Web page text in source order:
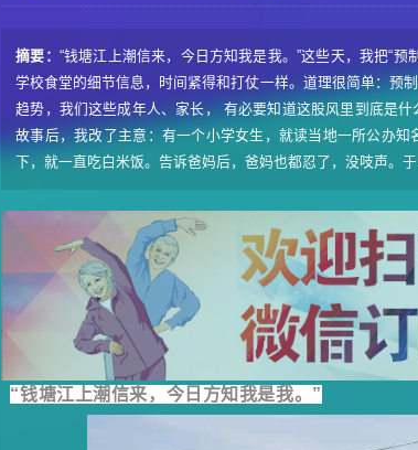
摘要： “钱塘江上潮信来，今日方知我是我。”这些天，我把“
学校食堂的细节信息，时间紧得和打仗一样。道理很简单：预
趋势，我们这些成年人、家长， 有必要知道这股风里到底是
故事后，我改了主意：有一个小学女生，就读当地一所公办
下，就一直吃白米饭。告诉爸妈后，爸妈也都忍了，没吱声。于
“钱塘江上潮信来，今日方知我是我。”